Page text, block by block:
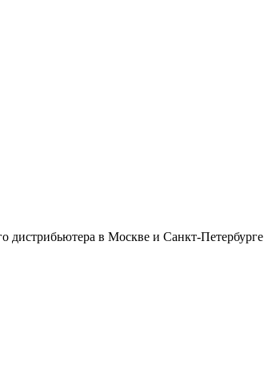
дистрибьютера в Москве и Санкт-Петербурге